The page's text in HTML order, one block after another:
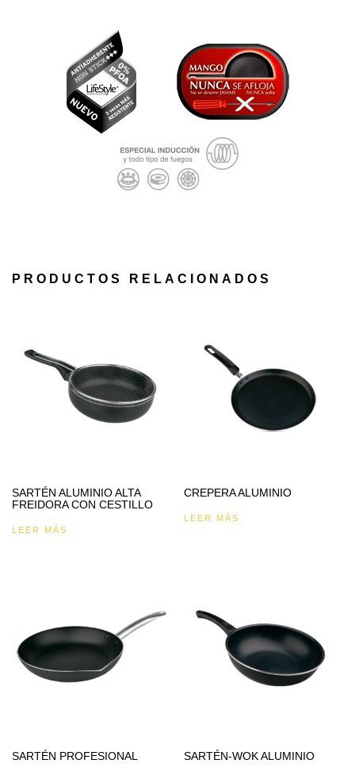
PRODUCTOS RELACIONADOS
SARTÉN ALUMINIO ALTA
FREIDORA CON CESTILLO
LEER MÁS
CREPERA ALUMINIO
LEER MÁS
SARTÉN PROFESIONAL SARTÉN-WOK ALUMINIO